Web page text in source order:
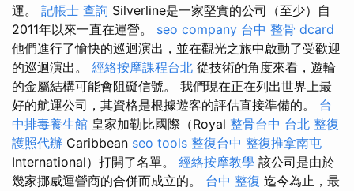
運。 記帳士 查詢 Silverline是一家堅實的公司（至少）自
2011年以來一直在運營。 seo company 台中 整骨 dcard
他們進行了愉快的巡迴演出，並在觀光之旅中啟動了受歡迎
的巡迴演出。 經絡按摩課程台北 從技術的角度來看，遊輪
的金屬結構可能會阻礙信號。 我們現在正在列出世界上最
好的航運公司，其資格是根據遊客的評估直接準備的。 台
中排毒養生館 皇家加勒比國際（Royal 整骨台中 台北 整復
護照代辦 Caribbean seo tools 整復台中 整復推拿南屯
International）打開了名單。 經絡按摩教學 該公司是由於
幾家挪威運營商的合併而成立的。 台中 整復 迄今為止，最